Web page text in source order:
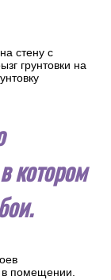
стену с
грунтовки на
котором
в помещении.